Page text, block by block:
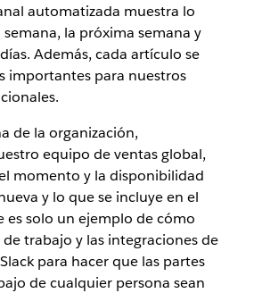
automatizada muestra lo
la próxima semana y
Además, cada artículo se
importantes para nuestros
de la organización,
equipo de ventas global,
momento y la disponibilidad
y lo que se incluye en el
es solo un ejemplo de cómo
trabajo y las integraciones de
para hacer que las partes
de cualquier persona sean